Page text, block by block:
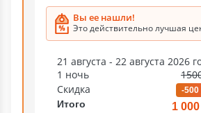
Вы ее нашли!
Это действительно лучшая
21 августа - 22 августа 2026
1 ночь
Скидка
-500
Итого 1